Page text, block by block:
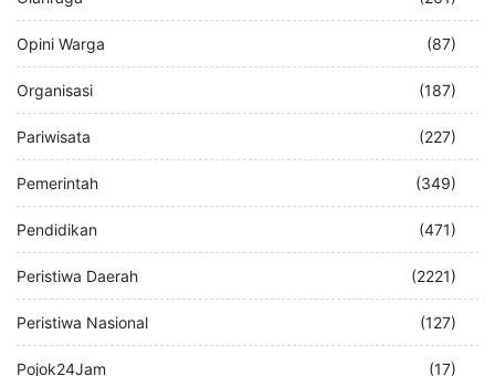
Opini Warga (87)
Organisasi (187)
Pariwisata (227)
Pemerintah (349)
Pendidikan (471)
Peristiwa Daerah (2221)
Peristiwa Nasional (127)
Pojok24Jam (17)